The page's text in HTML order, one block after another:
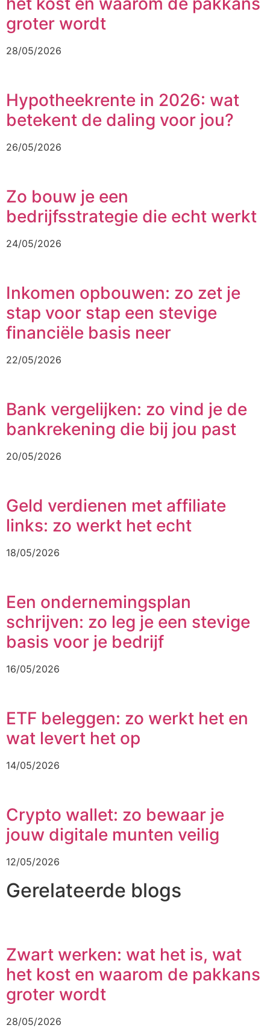
groter wordt
28/05/2026
Hypotheekrente in 2026: wat
betekent de daling voor jou?
26/05/2026
Zo bouw je een
bedrijfsstrategie die echt werkt
24/05/2026
Inkomen opbouwen: zo zet je
stap voor stap een stevige
financiële basis neer
22/05/2026
Bank vergelijken: zo vind je de
bankrekening die bij jou past
20/05/2026
Geld verdienen met affiliate
links: zo werkt het echt
18/05/2026
Een ondernemingsplan
schrijven: zo leg je een stevige
basis voor je bedrijf
16/05/2026
ETF beleggen: zo werkt het en
wat levert het op
14/05/2026
Crypto wallet: zo bewaar je
jouw digitale munten veilig
12/05/2026
Gerelateerde blogs
Zwart werken: wat het is, wat
het kost en waarom de pakkans
groter wordt
28/05/2026